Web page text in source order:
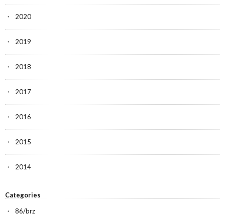
2020
2019
2018
2017
2016
2015
2014
Categories
86/brz